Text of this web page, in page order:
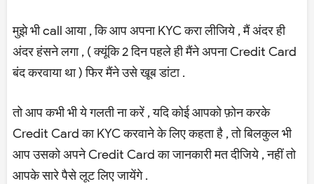
मुझे भी call आया , कि आप अपना KYC करा लीजिये , मैं अंदर ही
अंदर हंसने लगा , ( क्यूंकि 2 दिन पहले ही मैंने अपना Credit Card
बंद करवाया था ) फिर मैंने उसे खूब डांटा .
तो आप कभी भी ये गलती ना करें , यदि कोई आपको फ़ोन करके
Credit Card का KYC करवाने के लिए कहता है , तो बिलकुल भी
आप उसको अपने Credit Card का जानकारी मत दीजिये , नहीं तो
आपके सारे पैसे लूट लिए जायेंगे .